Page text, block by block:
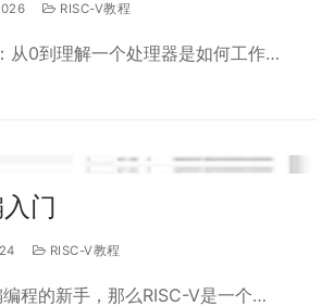
RISC-V教程
从0到理解一个处理器是如何工作…
门
RISC-V教程
程的新手，那么RISC-V是一个…